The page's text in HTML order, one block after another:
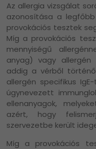
Az allergia vizsgálat
azonosítása a
provokációs tesztek
Míg a provokációs
mennyiségű
anyag) vagy allergén
addig a vérből
allergén specifikus
úgynevezett
ellenanyagok,
azért, hogy
szervezetbe került
Míg a provokációs